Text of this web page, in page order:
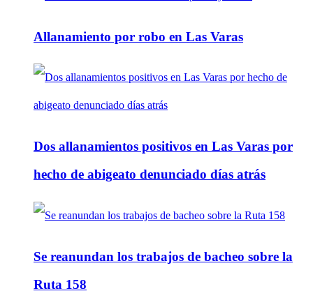
Allanamiento por robo en Las Varas
Dos allanamientos positivos en Las Varas por
hecho de abigeato denunciado días atrás
Se reanundan los trabajos de bacheo sobre la
Ruta 158